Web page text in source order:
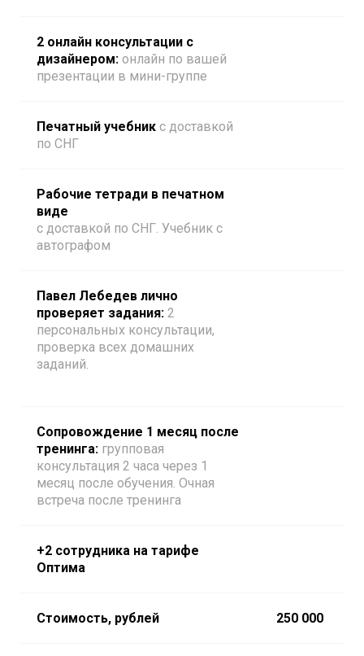
2 онлайн консультации с
дизайнером: онлайн по вашей
презентации в мини-группе
Печатный учебник с доставкой
по СНГ
Рабочие тетради в печатном
виде
с доставкой по СНГ. Учебник с
автографом
Павел Лебедев лично
проверяет задания: 2
персональных консультации,
проверка всех домашних
заданий.
Сопровождение 1 месяц после
тренинга: групповая
консультация 2 часа через 1
месяц после обучения. Очная
встреча после тренинга
+2 сотрудника на тарифе
Оптима
Стоимость, рублей 250 000